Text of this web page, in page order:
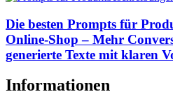
Die besten Prompts für
Online-Shop – Mehr
generierte Texte mit klaren
Informationen